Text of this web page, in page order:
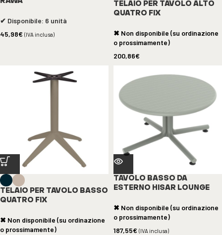
✔ Disponibile: 6 unità
45,98€ (IVA inclusa)
TELAIO PER TAVOLO ALTO
QUATRO FIX
✖ Non disponibile (su ordinazione
o prossimamente)
200,86€
TELAIO PER TAVOLO BASSO
QUATRO FIX
✖ Non disponibile (su ordinazione
o prossimamente)
TAVOLO BASSO DA
ESTERNO HISAR LOUNGE
✖ Non disponibile (su ordinazione
o prossimamente)
187,55€ (IVA inclusa)